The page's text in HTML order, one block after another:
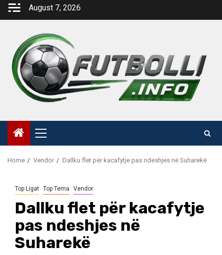
Skip
August 7, 2026
Primary
Menu
Home Vendor Dallku flet për kacafytje pas ndeshjes në Suharekë
Top Ligat Top Tema Vendor
Dallku flet për kacafytje
pas ndeshjes në
Suharekë